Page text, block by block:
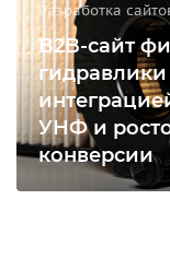
Разработка
B2B-сайт
гидравлики
УНФ и
конверсии